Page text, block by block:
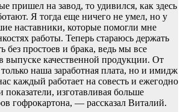
пришел на завод, то удивился, как здесь
Я тогда еще ничего не умел, но у
наставники, которые помогли мне
работы. Теперь стараюсь держать
без простоев и брака, ведь мы все
выпуске качественной продукции. От
только наша заработная плата, но и имидж
каждый работает на совесть и ежегодно
показатели, изготавливая больше
гофрокартона, — рассказал Виталий.